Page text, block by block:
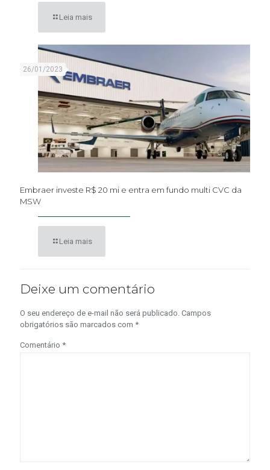
Leia mais
26/01/2023
Embraer investe R$ 20 mi e entra em fundo multi CVC da
MSW
Leia mais
Deixe um comentário
O seu endereço de e-mail não será publicado. Campos
obrigatórios são marcados com *
Comentário *